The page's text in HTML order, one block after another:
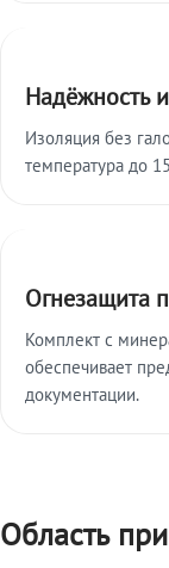
Надёжность
Изоляция без
температура до
Огнезащита
Комплект с
обеспечивает
документации.
Область